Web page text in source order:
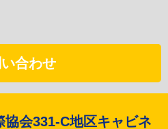
合わせ
会331-C地区キャビネ